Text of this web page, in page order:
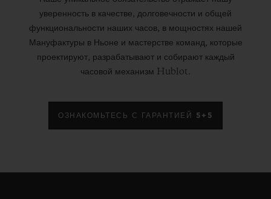
уверенность в качестве, долговечности и общей
функциональности наших часов, в мощностях нашей
Мануфактуры в Ньоне и мастерстве команд, которые
проектируют, разрабатывают и собирают каждый
часовой механизм Hublot.
ОЗНАКОМЬТЕСЬ С ГАРАНТИЕЙ 5+5